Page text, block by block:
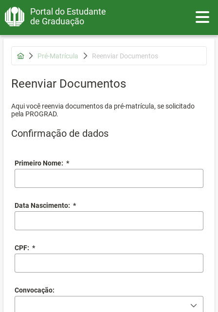
Portal do Estudante
de Graduação
Pré-Matrícula Reenviar Documentos
Reenviar Documentos
Aqui você reenvia documentos da pré-matrícula, se solicitado
pela PROGRAD.
Confirmação de dados
Primeiro Nome: *
Data Nascimento: *
CPF: *
Convocação: